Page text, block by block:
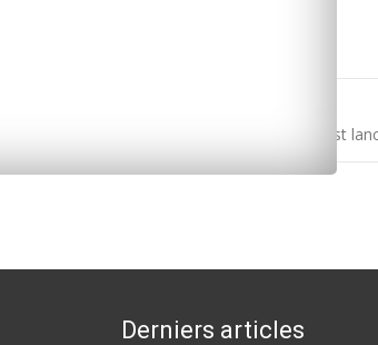
Charente : la 23e édition des Jeux à la carte est
Derniers articles